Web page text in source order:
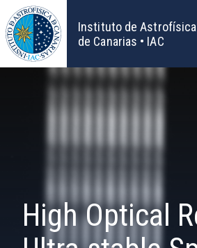
Pasar
al
contenido
principal
Instituto de Astrofísica
de Canarias • IAC
High Optical